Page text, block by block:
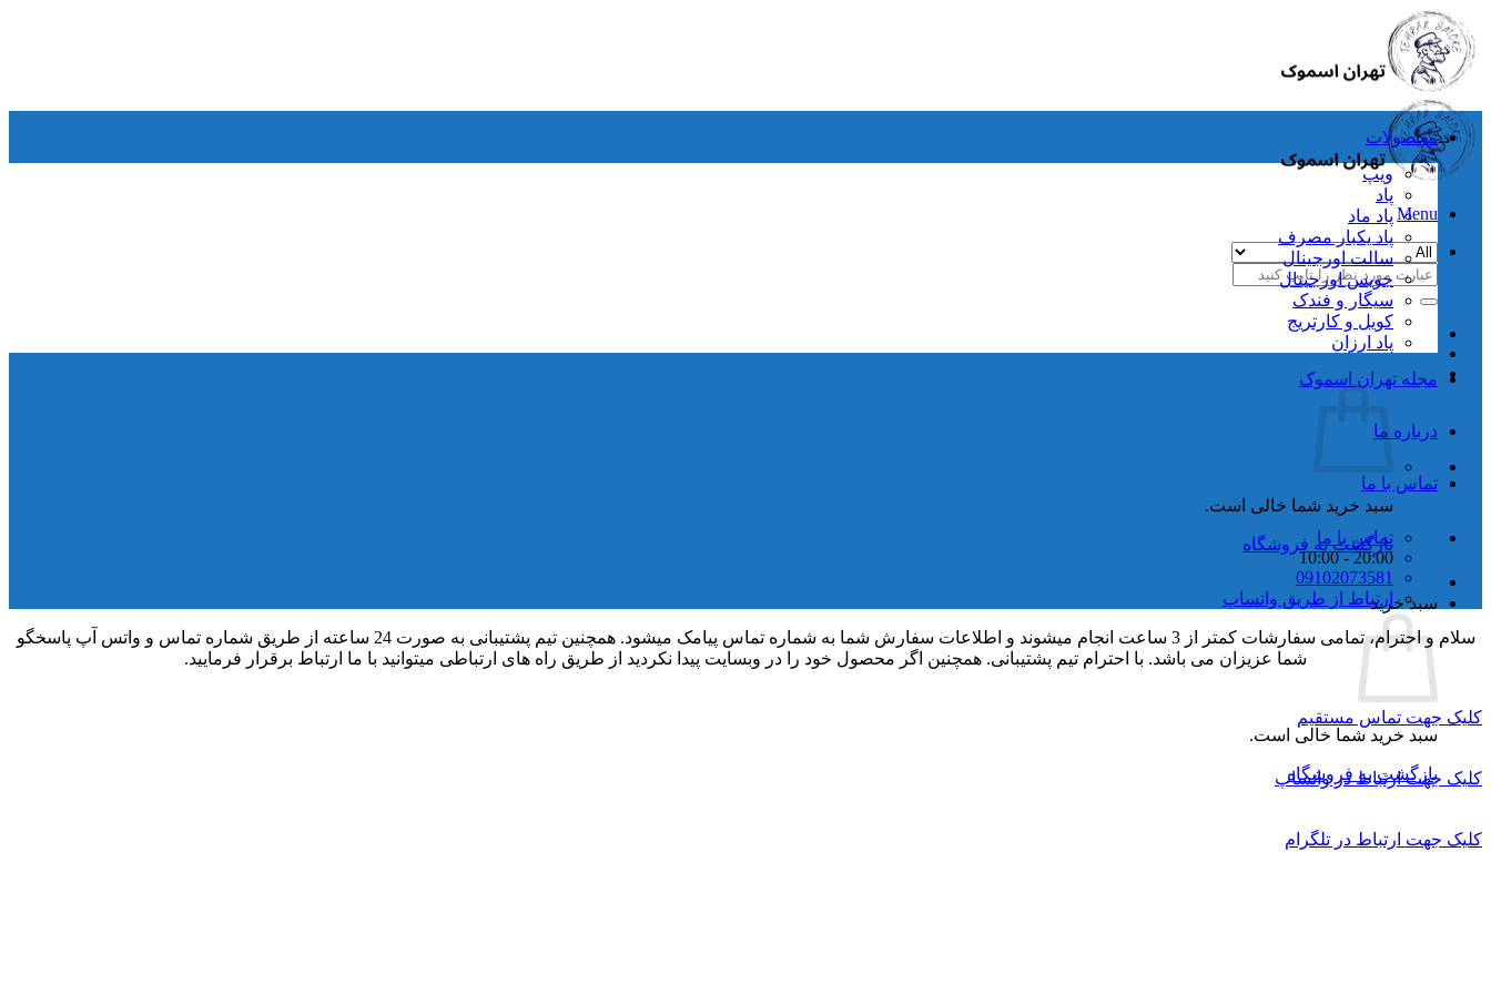
Skip
to
content
Menu
جستجو
برای:
سبد خرید شما خالی است.
بازگشت به فروشگاه
سبد خرید
سبد خرید شما خالی است.
بازگشت به فروشگاه
محصولات
ویپ
پاد
پاد ماد
پاد یکبار مصرف
سالت اورجینال
جویس اورجینال
سیگار و فندک
کویل و کارتریج
پاد ارزان
مجله تهران اسموک
درباره ما
تماس با ما
تماس با ما
20:00 - 10:00
09102073581
ارتباط از طریق واتساپ
سلام و احترام، تمامی سفارشات کمتر از 3 ساعت انجام میشوند و اطلاعات سفارش شما به شماره تماس پیامک میشود. همچنین تیم پشتیبانی به صورت 24 ساعته از طریق شماره تماس و واتس آپ پاسخگو
شما عزیزان می باشد. با احترام تیم پشتیبانی. همچنین اگر محصول خود را در وبسایت پیدا نکردید از طریق راه های ارتباطی میتوانید با ما ارتباط برقرار فرمایید.
کلیک جهت تماس مستقیم
کلیک جهت ارتباط در واتساپ
کلیک جهت ارتباط در تلگرام